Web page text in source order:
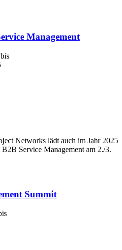
Management
Networks lädt auch im Jahr 2025
Service Management am 2./3.
Summit